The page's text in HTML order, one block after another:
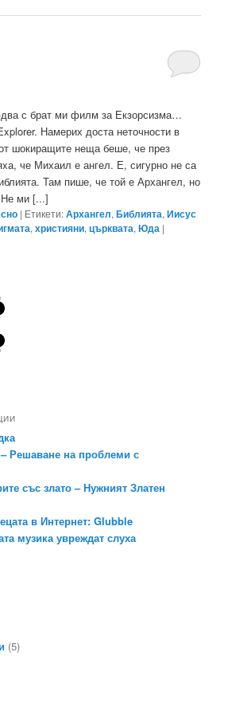
с брат ми филм за Екзорсизма…
Намерих доста неточности в
шокиращите неща беше, че през
че Михаил е ангел. Е, сигурно не са
Там пише, че той е Архангел, но
Не ми [...]
| Етикети:Архангел,Библията,Иисус
,християни,църквата,Юда |
Решаване на проблеми с
със злато – Нужният Златен
в Интернет: Glubble
музика увреждат слуха
(5)